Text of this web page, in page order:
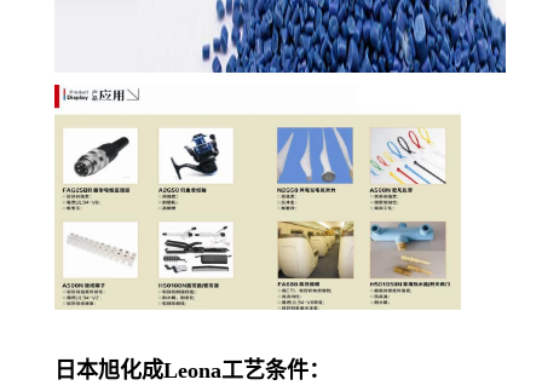
日本旭化成Leona工艺条件：